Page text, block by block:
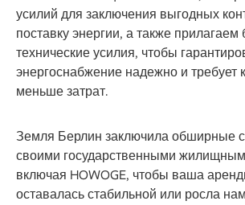
усилий для заключения выгодных
поставку энергии, а также
технические усилия, чтобы
энергоснабжение надежно и требует
меньше затрат.
Земля Берлин заключила обширные
своими государственными
включая HOWOGE, чтобы ваша
оставалась стабильной или росла